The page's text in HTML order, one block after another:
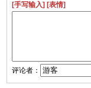
[手写输入] [表情]
评论者：